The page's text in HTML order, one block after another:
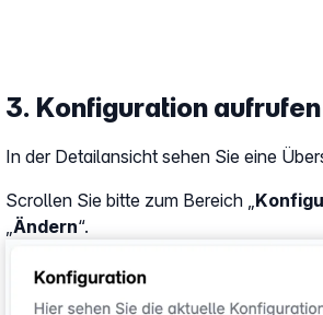
3. Konfiguration aufrufen
In der Detailansicht sehen Sie eine
Scrollen Sie bitte zum Bereich „
Ändern“.